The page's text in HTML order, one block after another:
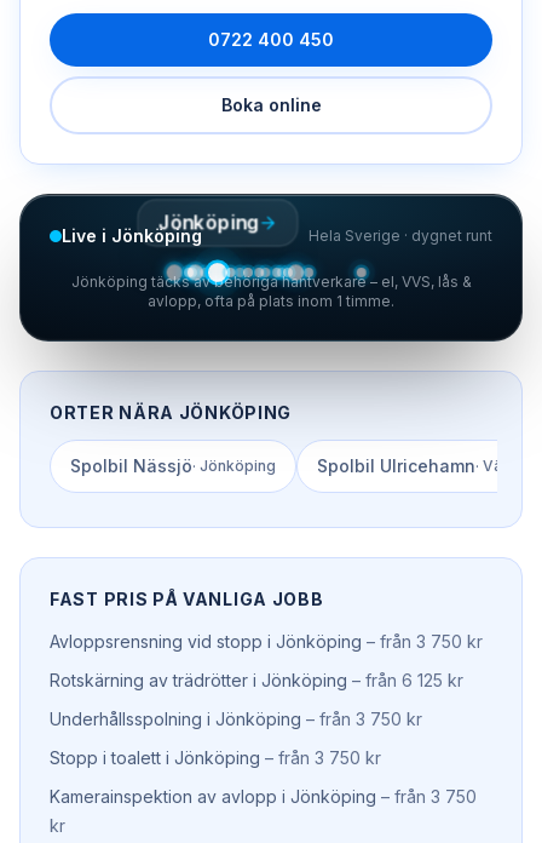
0722 400 450
Boka online
Live i Jönköping Hela Sverige · dygnet runt
Jönköping
Jönköping täcks av behöriga hantverkare – el, VVS, lås &
avlopp, ofta på plats inom 1 timme.
ORTER NÄRA JÖNKÖPING
Spolbil Nässjö· Jönköping Spolbil Ulricehamn· Västra
FAST PRIS PÅ VANLIGA JOBB
Avloppsrensning vid stopp i Jönköping – från 3 750 kr
Rotskärning av trädrötter i Jönköping – från 6 125 kr
Underhållsspolning i Jönköping – från 3 750 kr
Stopp i toalett i Jönköping – från 3 750 kr
Kamerainspektion av avlopp i Jönköping – från 3 750
kr